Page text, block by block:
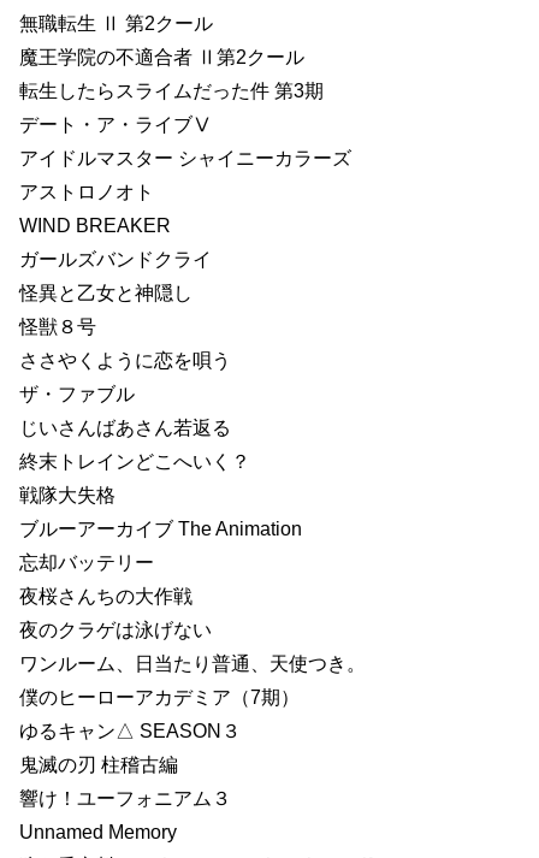
無職転生 Ⅱ 第2クール
魔王学院の不適合者 Ⅱ第2クール
転生したらスライムだった件 第3期
デート・ア・ライブⅤ
アイドルマスター シャイニーカラーズ
アストロノオト
WIND BREAKER
ガールズバンドクライ
怪異と乙女と神隠し
怪獣８号
ささやくように恋を唄う
ザ・ファブル
じいさんばあさん若返る
終末トレインどこへいく？
戦隊大失格
ブルーアーカイブ The Animation
忘却バッテリー
夜桜さんちの大作戦
夜のクラゲは泳げない
ワンルーム、日当たり普通、天使つき。
僕のヒーローアカデミア（7期）
ゆるキャン△ SEASON３
鬼滅の刃 柱稽古編
響け！ユーフォニアム３
Unnamed Memory